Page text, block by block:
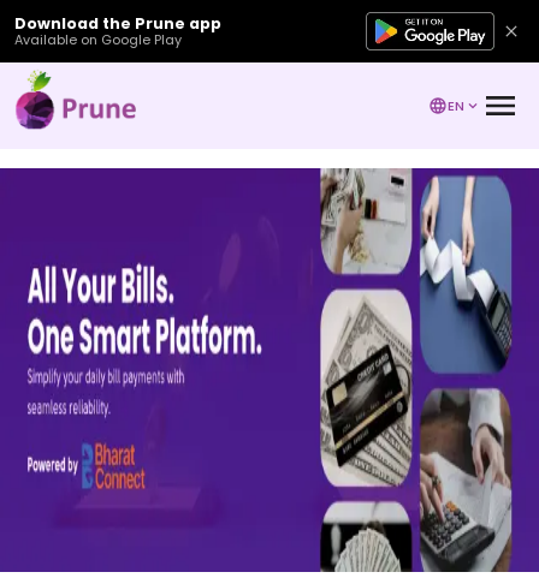
Download the Prune app
Available on Google Play
EN